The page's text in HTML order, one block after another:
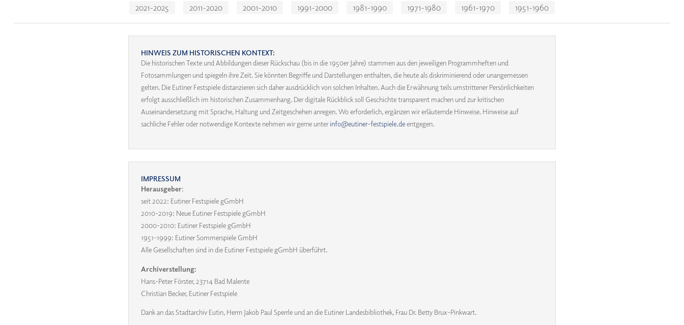
2021-2025 2011-2020 2001-2010 1991-2000 1981-1990 1971-1980 1961-1970 1951-1960
HINWEIS ZUM HISTORISCHEN KONTEXT:
Die historischen Texte und Abbildungen dieser Rückschau (bis in die 1950er Jahre) stammen aus den jeweiligen Programmheften und
Fotosammlungen und spiegeln ihre Zeit. Sie könnten Begriffe und Darstellungen enthalten, die heute als diskriminierend oder unangemessen
gelten. Die Eutiner Festspiele distanzieren sich daher ausdrücklich von solchen Inhalten. Auch die Erwähnung teils umstrittener Persönlichkeiten
erfolgt ausschließlich im historischen Zusammenhang. Der digitale Rückblick soll Geschichte transparent machen und zur kritischen
Auseinandersetzung mit Sprache, Haltung und Zeitgeschehen anregen. Wo erforderlich, ergänzen wir erläuternde Hinweise. Hinweise auf
sachliche Fehler oder notwendige Kontexte nehmen wir gerne unterinfo@eutiner-festspiele.deentgegen.
IMPRESSUM
Herausgeber:
seit 2022: Eutiner Festspiele gGmbH
2010-2019: Neue Eutiner Festspiele gGmbH
2000-2010: Eutiner Festspiele gGmbH
1951-1999: Eutiner Sommerspiele GmbH
Alle Gesellschaften sind in die Eutiner Festspiele gGmbH überführt.
Archiverstellung:
Hans-Peter Förster, 23714 Bad Malente
Christian Becker, Eutiner Festspiele
Dank an das Stadtarchiv Eutin, Herrn Jakob Paul Sperrle und an die Eutiner Landesbibliothek, Frau Dr. Betty Brux-Pinkwart.